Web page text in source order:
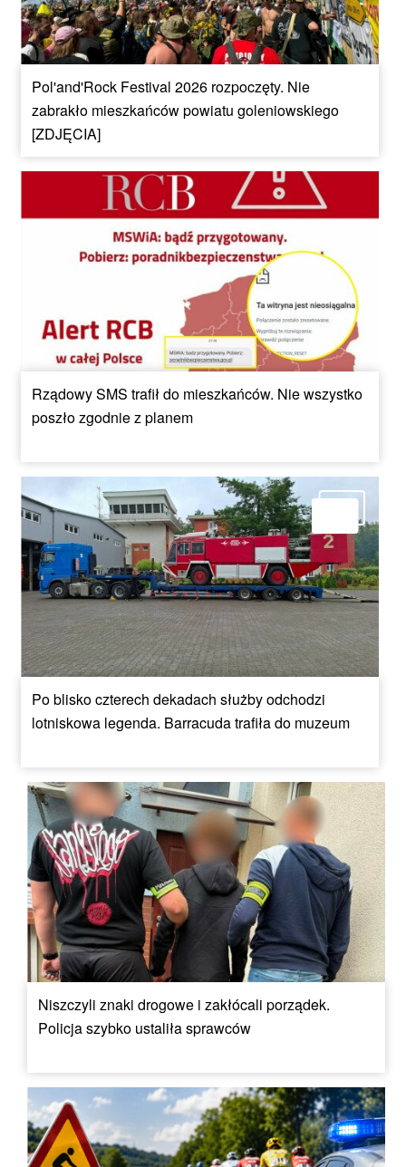
Pol'and'Rock Festival 2026 rozpoczęty. Nie
zabrakło mieszkańców powiatu goleniowskiego
[ZDJĘCIA]
Rządowy SMS trafił do mieszkańców. Nie wszystko
poszło zgodnie z planem
Po blisko czterech dekadach służby odchodzi
lotniskowa legenda. Barracuda trafiła do muzeum
Niszczyli znaki drogowe i zakłócali porządek.
Policja szybko ustaliła sprawców